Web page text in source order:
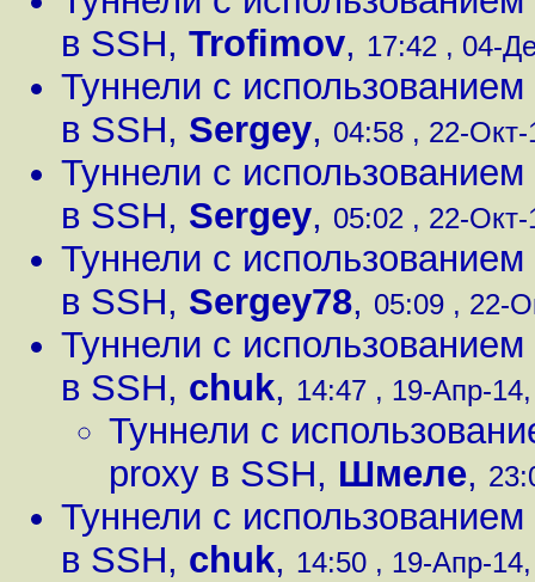
в SSH, Trofimov, 17:42 , 04-
Туннели с
в SSH, Sergey, 04:58 , 22-
Туннели с
в SSH, Sergey, 05:02 , 22-Окт-
Туннели с
в SSH, Sergey78, 05:09 , 22-
Туннели с
в SSH, chuk, 14:47 , 19-Апр-
Туннели с
proxy в SSH, Шмеле,
Туннели с
в SSH, chuk, 14:50 , 19-Апр-